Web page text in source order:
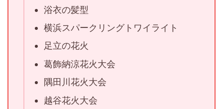
浴衣の髪型
横浜スパークリングトワイライト
足立の花火
葛飾納涼花火大会
隅田川花火大会
越谷花火大会